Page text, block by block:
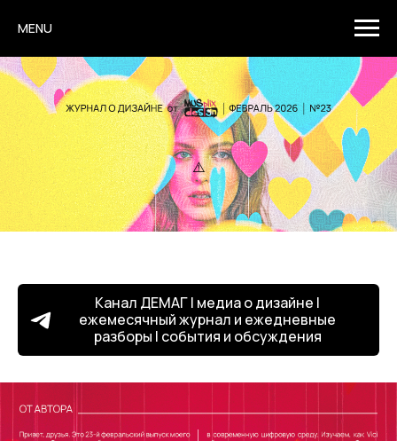
MENU
Канал ДЕМАГ | медиа о дизайне |
ежемесячный журнал и ежедневные
разборы | события и обсуждения